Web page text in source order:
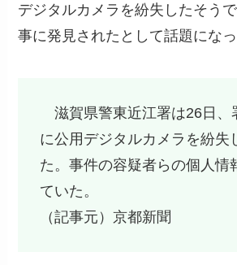
デジタルカメラを紛失したそう
事に発見されたとして話題になっ
滋賀県警東近江署は26日、
に公用デジタルカメラを紛失
た。事件の容疑者らの個人情
ていた。
（記事元）京都新聞